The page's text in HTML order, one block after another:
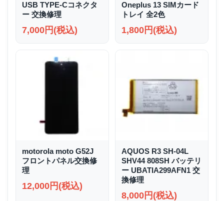
USB TYPE-Cコネクタ
ー 交換修理
7,000円(税込)
Oneplus 13 SIMカード
トレイ 全2色
1,800円(税込)
motorola moto G52J
フロントパネル交換修
理
12,000円(税込)
AQUOS R3 SH-04L
SHV44 808SH バッテリ
ー UBATIA299AFN1 交
換修理
8,000円(税込)